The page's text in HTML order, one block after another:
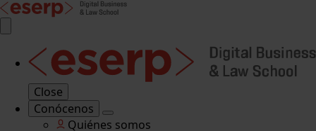
Close
Conócenos
Quiénes somos